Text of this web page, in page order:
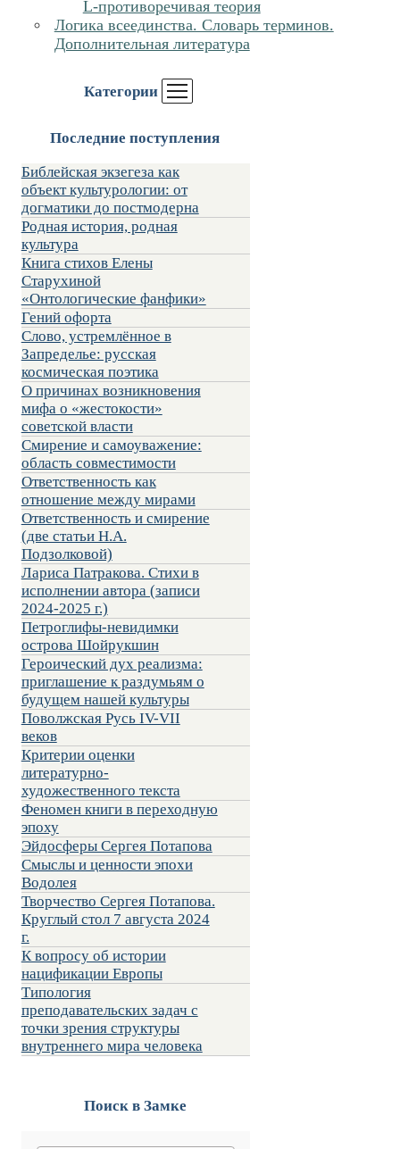
L-противоречивая теория
Логика всеединства. Словарь терминов.
Дополнительная литература
Категории
Последние поступления
Библейская экзегеза как
объект культурологии: от
догматики до постмодерна
Родная история, родная
культура
Книга стихов Елены
Старухиной
«Онтологические фанфики»
Гений офорта
Слово, устремлённое в
Запределье: русская
космическая поэтика
О причинах возникновения
мифа о «жестокости»
советской власти
Смирение и самоуважение:
область совместимости
Ответственность как
отношение между мирами
Ответственность и смирение
(две статьи Н.А.
Подзолковой)
Лариса Патракова. Стихи в
исполнении автора (записи
2024-2025 г.)
Петроглифы-невидимки
острова Шойрукшин
Героический дух реализма:
приглашение к раздумьям о
будущем нашей культуры
Поволжская Русь IV-VII
веков
Критерии оценки
литературно-
художественного текста
Феномен книги в переходную
эпоху
Эйдосферы Сергея Потапова
Смыслы и ценности эпохи
Водолея
Творчество Сергея Потапова.
Круглый стол 7 августа 2024
г.
К вопросу об истории
нацификации Европы
Типология
преподавательских задач с
точки зрения структуры
внутреннего мира человека
Поиск в Замке